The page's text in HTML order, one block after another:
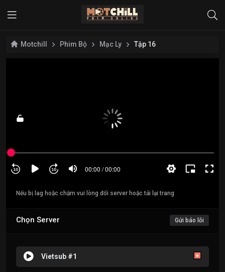
Motchill Phim Bộ Mạc Ly Tập 16
Nếu bị lag hoặc chậm vui lòng đổi server hoặc tải lại trang
Chọn Server Gửi báo lỗi
Vietsub #1